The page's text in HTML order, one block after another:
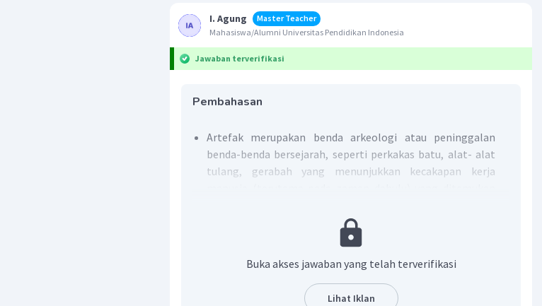
I. Agung
Master Teacher
Mahasiswa/Alumni Universitas Pendidikan Indonesia
Jawaban terverifikasi
Pembahasan
Artefak merupakan benda arkeologi atau peninggalan
benda-benda bersejarah, seperti perkakas batu, alat- alat
tulang, gerabah yang menunjukkan kecakapan kerja
Fosil merupakan sisa tulang belulang binatang atau sisa
tumbuhan zaman purba yang telah membatu dan
Flakes merupakan alat-alat sepih merupakan hasil
kebudayaan Mesolithikum. Biasanya flakes terbuat dari
Buka akses jawaban yang telah terverifikasi
Lihat Iklan